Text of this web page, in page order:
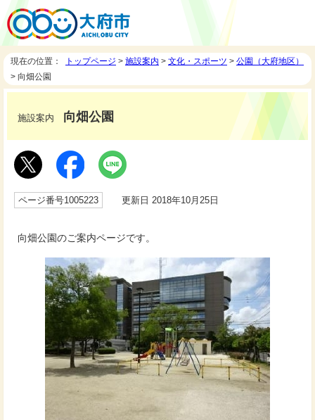
現在の位置： トップページ > 施設案内 > 文化・スポーツ > 公園（大府地区）
> 向畑公園
施設案内 向畑公園
ページ番号1005223 更新日 2018年10月25日
向畑公園のご案内ページです。